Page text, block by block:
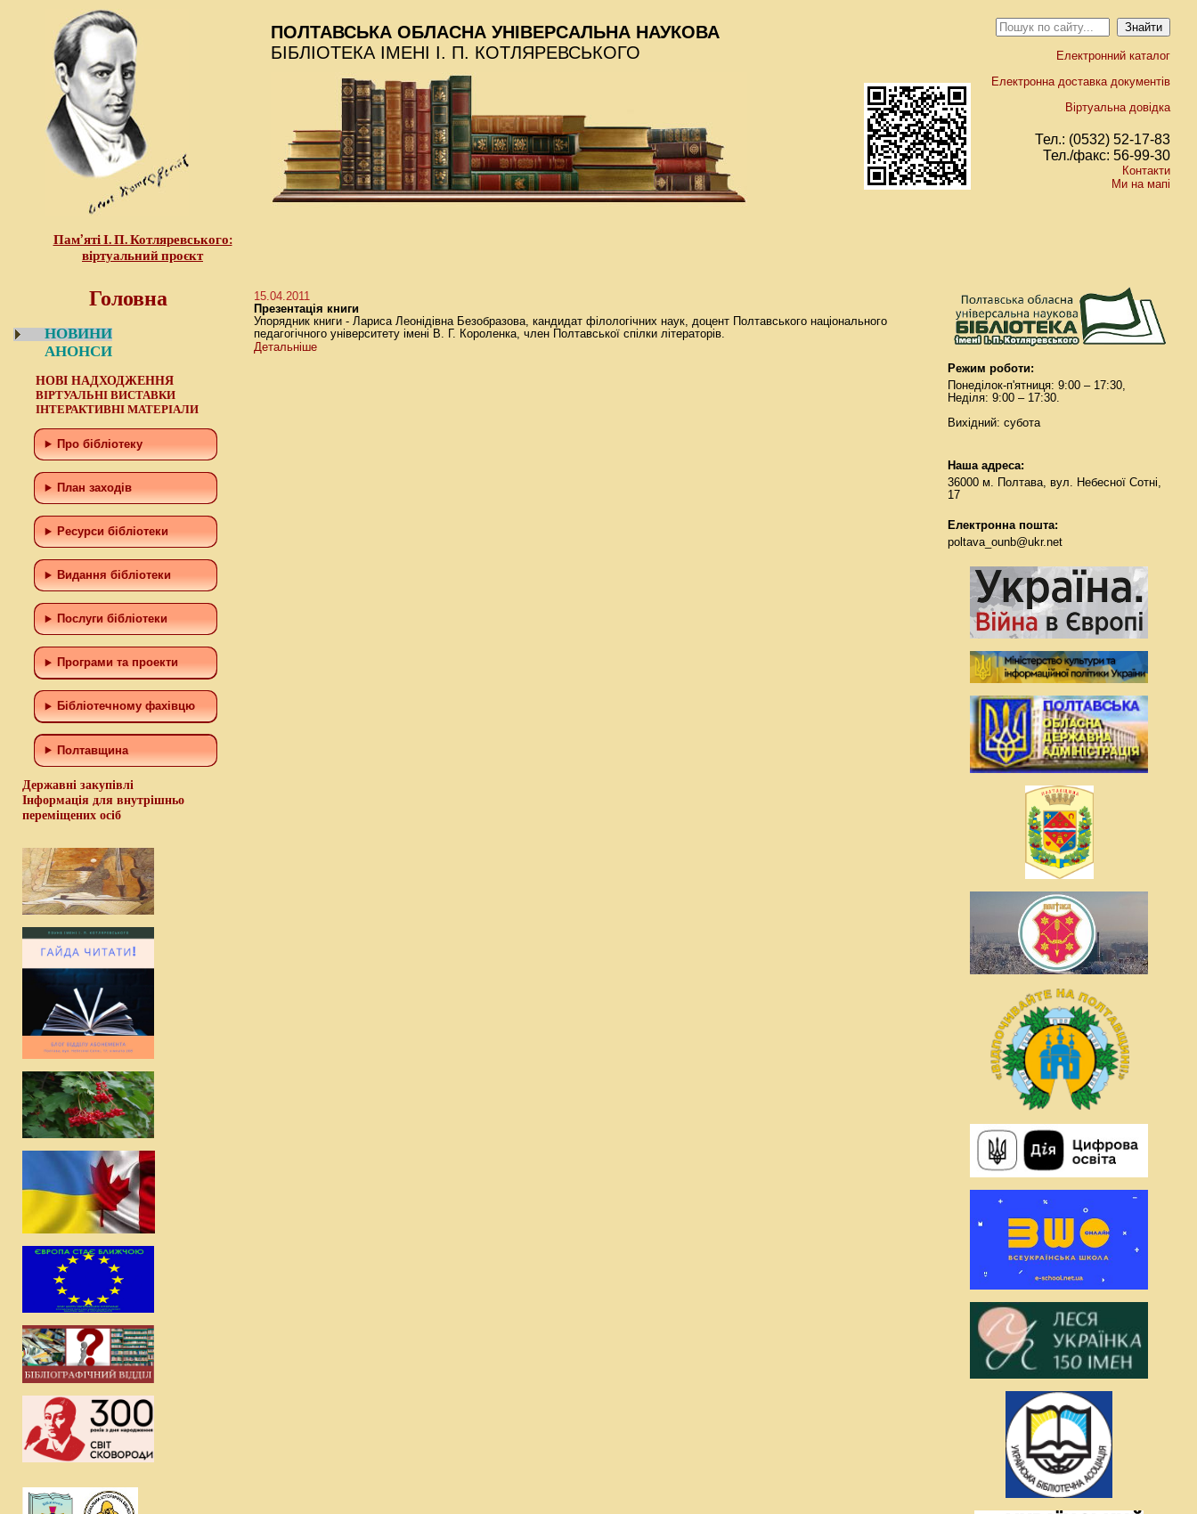
Пам’яті І. П. Котляревського:
віртуальний проєкт
ПОЛТАВСЬКА ОБЛАСНА УНІВЕРСАЛЬНА НАУКОВА
БІБЛІОТЕКА ІМЕНІ І. П. КОТЛЯРЕВСЬКОГО
Електронний каталог
Електронна доставка документів
Віртуальна довідка
Тел.: (0532) 52-17-83
Тел./факс: 56-99-30
Контакти
Ми на мапі
Головна
НОВИНИ
АНОНСИ
НОВІ НАДХОДЖЕННЯ
ВІРТУАЛЬНІ ВИСТАВКИ
ІНТЕРАКТИВНІ МАТЕРІАЛИ
Про бібліотеку
План заходів
Ресурси бібліотеки
Видання бібліотеки
Послуги бібліотеки
Програми та проекти
Бiблiотечному фахiвцю
Полтавщина
Державні закупівлі
Інформація для внутрішньо
переміщених осіб
15.04.2011
Презентація книги
Упорядник книги - Лариса Леонідівна Безобразова, кандидат філологічних наук, доцент Полтавського національного
педагогічного університету імені В. Г. Короленка, член Полтавської спілки літераторів.
Детальніше
Режим роботи:
Понеділок-п'ятниця: 9:00 – 17:30,
Неділя: 9:00 – 17:30.
Вихідний: субота
Наша адреса:
36000 м. Полтава, вул. Небесної Сотні,
17
Електронна пошта:
poltava_ounb@ukr.net